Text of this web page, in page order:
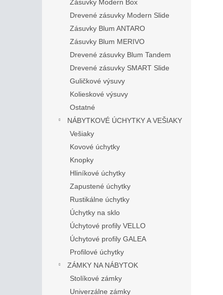
Zásuvky Modern Box
Drevené zásuvky Modern Slide
Zásuvky Blum ANTARO
Zásuvky Blum MERIVO
Drevené zásuvky Blum Tandem
Drevené zásuvky SMART Slide
Guličkové výsuvy
Kolieskové výsuvy
Ostatné
NÁBYTKOVÉ ÚCHYTKY A VEŠIAKY
Vešiaky
Kovové úchytky
Knopky
Hliníkové úchytky
Zapustené úchytky
Rustikálne úchytky
Úchytky na sklo
Úchytové profily VELLO
Úchytové profily GALEA
Profilové úchytky
ZÁMKY NA NÁBYTOK
Stolíkové zámky
Univerzálne zámky